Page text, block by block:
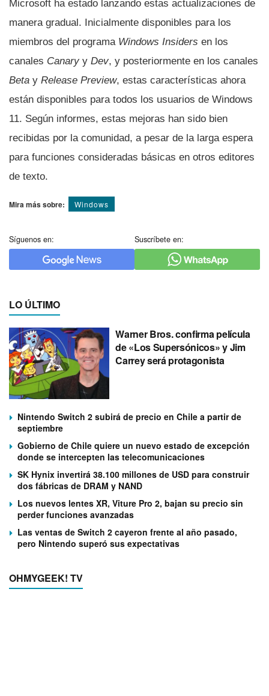
Microsoft ha estado lanzando estas actualizaciones de
manera gradual. Inicialmente disponibles para los
miembros del programa Windows Insiders en los
canales Canary y Dev, y posteriormente en los canales
Beta y Release Preview, estas características ahora
están disponibles para todos los usuarios de Windows
11. Según informes, estas mejoras han sido bien
recibidas por la comunidad, a pesar de la larga espera
para funciones consideradas básicas en otros editores
de texto.
Mira más sobre: Windows
Síguenos en: Suscríbete en:
LO ÚLTIMO
Warner Bros. confirma película
de «Los Supersónicos» y Jim
Carrey será protagonista
Nintendo Switch 2 subirá de precio en Chile a partir de
septiembre
Gobierno de Chile quiere un nuevo estado de excepción
donde se intercepten las telecomunicaciones
SK Hynix invertirá 38.100 millones de USD para construir
dos fábricas de DRAM y NAND
Los nuevos lentes XR, Viture Pro 2, bajan su precio sin
perder funciones avanzadas
Las ventas de Switch 2 cayeron frente al año pasado,
pero Nintendo superó sus expectativas
OHMYGEEK! TV